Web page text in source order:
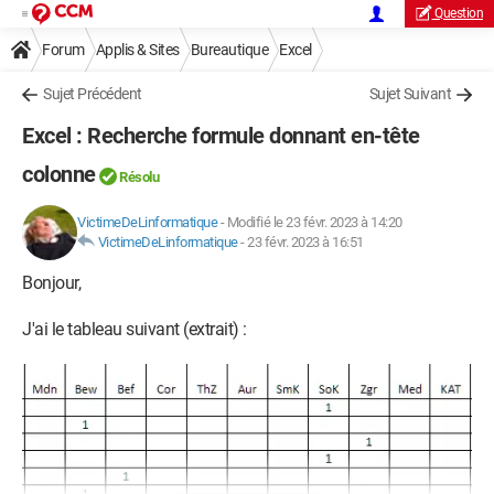
Question
Forum Applis & Sites Bureautique Excel
Sujet Précédent Sujet Suivant
Excel : Recherche formule donnant en-tête
colonne
Résolu
VictimeDeLinformatique- Modifié le 23 févr. 2023 à 14:20
VictimeDeLinformatique-23 févr. 2023 à 16:51
Bonjour,
J'ai le tableau suivant (extrait) :